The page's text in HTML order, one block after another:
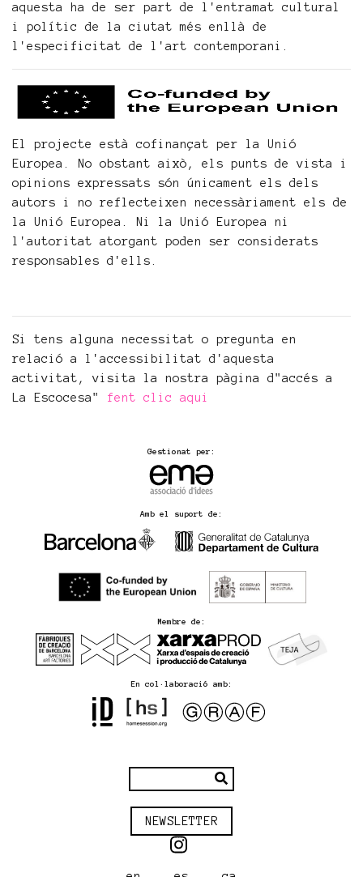
aquesta ha de ser part de l'entramat cultural
i polític de la ciutat més enllà de
l'especificitat de l'art contemporani.
El projecte està cofinançat per la Unió
Europea. No obstant això, els punts de vista i
opinions expressats ​​són únicament els dels
autors i no reflecteixen necessàriament els de
la Unió Europea. Ni la Unió Europea ni
l'autoritat atorgant poden ser considerats
responsables d'ells.
Si tens alguna necessitat o pregunta en
relació a l'accessibilitat d'aquesta
activitat, visita la nostra pàgina d"accés a
La Escocesa" fent clic aqui
Gestionat per:
Amb el suport de:
Membre de:
En col·laboració amb:
NEWSLETTER